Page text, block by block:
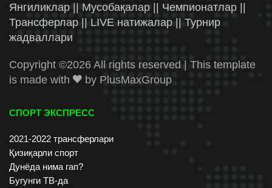
Янгиликлар || Мусобақалар || Чемпионатлар ||
Трансферлар || LIVE натижалар || Турнир
жадваллари
Copyright ©2026 All rights reserved | This template
is made with
by PlusMaxGroup
СПОРТ ЭКСПРЕСС
2021-2022 трансферлари
Қизиқарли спорт
Дунёда нима гап?
Бугунги ТВ-да